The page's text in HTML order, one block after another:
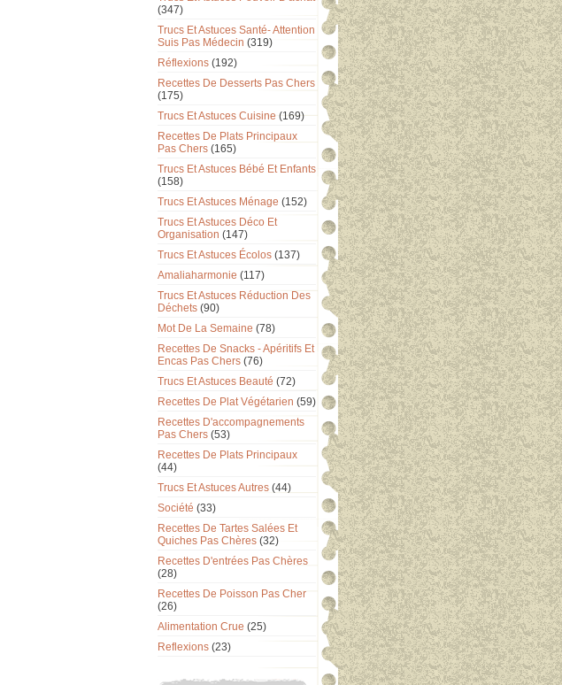
(347)
Trucs Et Astuces Santé- Attention
Suis Pas Médecin (319)
Réflexions (192)
Recettes De Desserts Pas Chers
(175)
Trucs Et Astuces Cuisine (169)
Recettes De Plats Principaux
Pas Chers (165)
Trucs Et Astuces Bébé Et Enfants
(158)
Trucs Et Astuces Ménage (152)
Trucs Et Astuces Déco Et
Organisation (147)
Trucs Et Astuces Écolos (137)
Amaliaharmonie (117)
Trucs Et Astuces Réduction Des
Déchets (90)
Mot De La Semaine (78)
Recettes De Snacks - Apéritifs Et
Encas Pas Chers (76)
Trucs Et Astuces Beauté (72)
Recettes De Plat Végétarien (59)
Recettes D'accompagnements
Pas Chers (53)
Recettes De Plats Principaux
(44)
Trucs Et Astuces Autres (44)
Société (33)
Recettes De Tartes Salées Et
Quiches Pas Chères (32)
Recettes D'entrées Pas Chères
(28)
Recettes De Poisson Pas Cher
(26)
Alimentation Crue (25)
Reflexions (23)